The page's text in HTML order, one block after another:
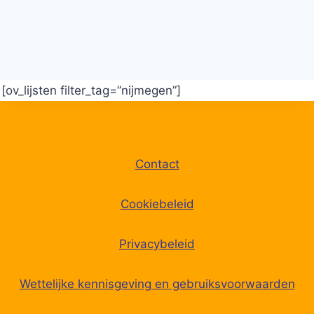
[ov_lijsten filter_tag=”nijmegen”]
Contact
Cookiebeleid
Privacybeleid
Wettelijke kennisgeving en gebruiksvoorwaarden